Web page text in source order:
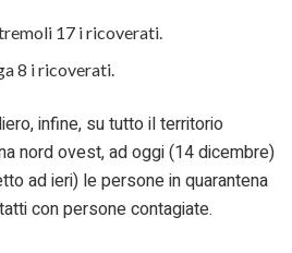
17 i ricoverati.
8 i ricoverati.
infine, su tutto il territorio
nord ovest, ad oggi (14 dicembre)
ad ieri) le persone in quarantena
con persone contagiate.